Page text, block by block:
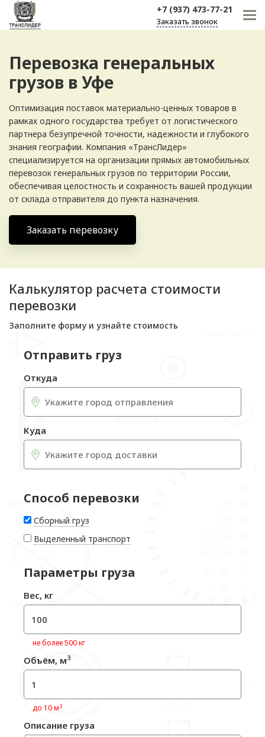
+7 (937) 473-77-21
Заказать звонок
Перевозка генеральных
грузов в Уфе
Оптимизация поставок материально-ценных товаров в
рамках одного государства требует от логистического
партнера безупречной точности, надежности и глубокого
знания географии. Компания «ТрансЛидер»
специализируется на организации прямых автомобильных
перевозок генеральных грузов по территории России,
обеспечивая целостность и сохранность вашей продукции
от склада отправителя до пункта назначения.
Заказать перевозку
Калькулятор расчета стоимости
перевозки
Заполните форму и узнайте стоимость
Отправить груз
Откуда
Куда
Способ перевозки
Сборный груз
Выделенный транспорт
Параметры груза
Вес, кг
не более 500 кг
Объём, м3
до 10 м3
Описание груза